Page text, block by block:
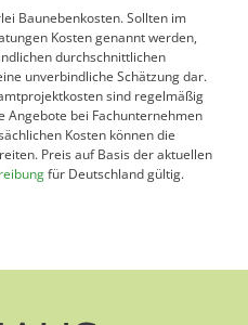
Baunebenkosten. Sollten im
Kosten genannt werden,
durchschnittlichen
unverbindliche Schätzung dar.
sind regelmäßig
Angebote bei Fachunternehmen
Kosten können die
Preis auf Basis der aktuellen
für Deutschland gültig.